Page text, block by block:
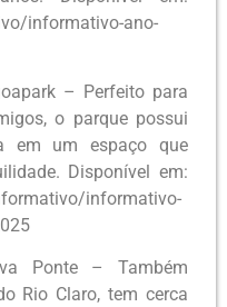
informativo-ano-
– Perfeito para
o parque possui
em um espaço que
Disponível em:
informativo-
Ponte – Também
Rio Claro, tem cerca